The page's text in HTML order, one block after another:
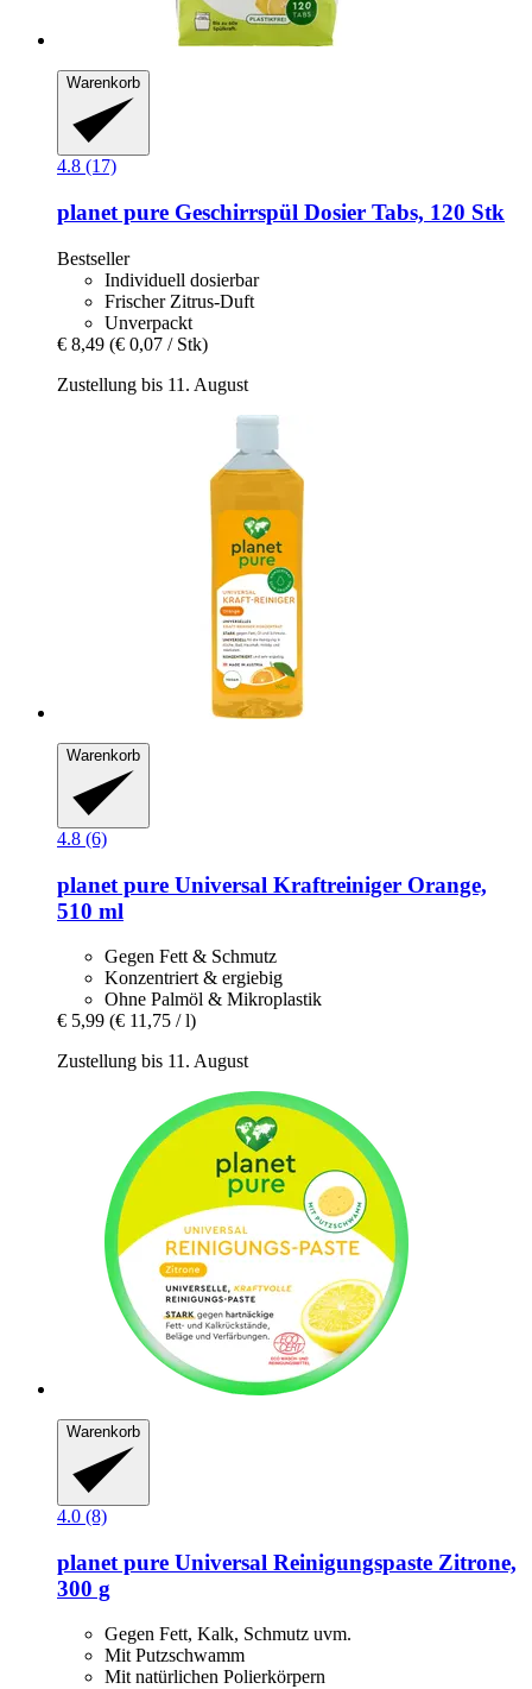
Warenkorb
4.8 (17)
planet pure Geschirrspül Dosier Tabs, 120 Stk
Bestseller
Individuell dosierbar
Frischer Zitrus-Duft
Unverpackt
€ 8,49 (€ 0,07 / Stk)
Zustellung bis 11. August
Warenkorb
4.8 (6)
planet pure Universal Kraftreiniger Orange,
510 ml
Gegen Fett & Schmutz
Konzentriert & ergiebig
Ohne Palmöl & Mikroplastik
€ 5,99 (€ 11,75 / l)
Zustellung bis 11. August
Warenkorb
4.0 (8)
planet pure Universal Reinigungspaste Zitrone,
300 g
Gegen Fett, Kalk, Schmutz uvm.
Mit Putzschwamm
Mit natürlichen Polierkörpern